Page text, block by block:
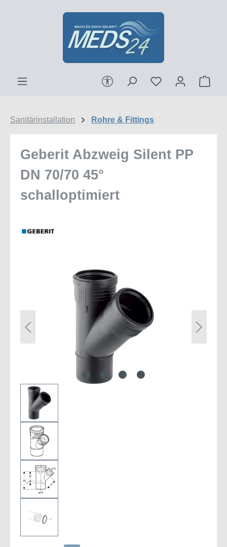
Zum Hauptinhalt springen
Werkzeugleiste anzeigen
Sanitärinstallation Rohre & Fittings
Geberit Abzweig Silent PP
DN 70/70 45°
schalloptimiert
Bildergalerie überspringen